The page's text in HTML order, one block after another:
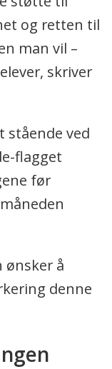
og retten til
man vil –
skriver
stående ved
flagget
før
ønsker å
denne